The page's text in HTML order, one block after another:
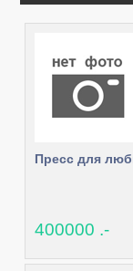
Пресс для
400000 .-